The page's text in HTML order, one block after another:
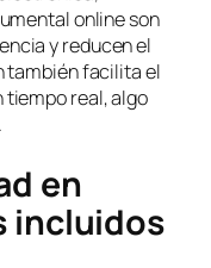
online son
y reducen el
también facilita el
real, algo
en
incluidos